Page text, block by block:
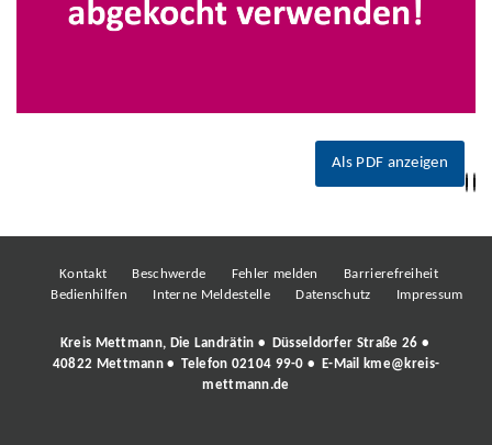
Als PDF anzeigen
Kontakt Beschwerde Fehler melden
Barrierefreiheit
Bedienhilfen
Interne Meldestelle Datenschutz Impressum
Kreis Mettmann, Die Landrätin • Düsseldorfer Straße 26 •
40822 Mettmann • Telefon 02104 99-0 • E-Mail
kme@kreis-
mettmann.de